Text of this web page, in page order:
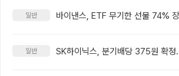
일반
일반 SK하이닉스, 분기배당 375원 확